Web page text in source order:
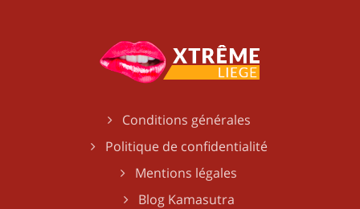
Conditions générales
Politique de confidentialité
Mentions légales
Blog Kamasutra